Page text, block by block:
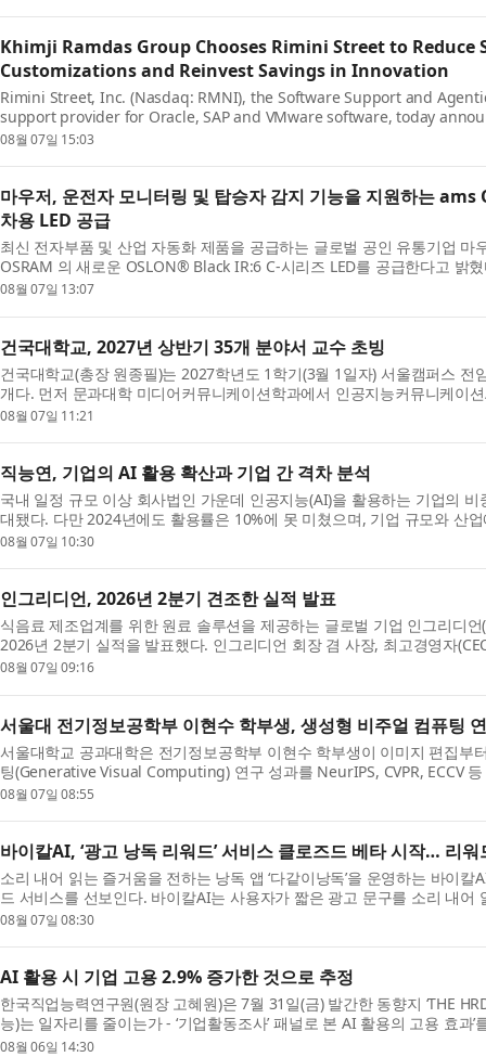
Khimji Ramdas Group Chooses Rimini Street to Reduce
Customizations and Reinvest Savings in Innovation
Rimini Street, Inc. (Nasdaq: RMNI), the Software Support and
support provider for Oracle, SAP and VMware software, today
largest privately held c...
08월 07일 15:03
마우저, 운전자 모니터링 및 탑승자 감지 기능을 지원하는 ams
차용 LED 공급
최신 전자부품 및 산업 자동화 제품을 공급하는 글로벌 공인 유통기업
OSRAM 의 새로운 OSLON® Black IR:6 C-시리즈 LED를 공급한다고 밝
터링과 탑승 감지 등 ...
08월 07일 13:07
건국대학교, 2027년 상반기 35개 분야서 교수 초빙
건국대학교(총장 원종필)는 2027학년도 1학기(3월 1일자) 서울캠퍼스
개다. 먼저 문과대학 미디어커뮤니케이션학과에서 인공지능커뮤니케이
과에서는 AI ...
08월 07일 11:21
직능연, 기업의 AI 활용 확산과 기업 간 격차 분석
국내 일정 규모 이상 회사법인 가운데 인공지능(AI)을 활용하는 기업의
대됐다. 다만 2024년에도 활용률은 10%에 못 미쳤으며, 기업 규모와 산
원(원장 고혜...
08월 07일 10:30
인그리디언, 2026년 2분기 견조한 실적 발표
식음료 제조업계를 위한 원료 솔루션을 제공하는 글로벌 기업 인그리
2026년 2분기 실적을 발표했다. 인그리디언 회장 겸 사장, 최고경영자
기 실적을 ...
08월 07일 09:16
서울대 전기정보공학부 이현수 학부생, 생성형 비주얼 컴퓨팅
서울대학교 공과대학은 전기정보공학부 이현수 학부생이 이미지 편집부
팅(Generative Visual Computing) 연구 성과를 NeurIPS, CVPR, ECCV
회에 발표했...
08월 07일 08:55
바이칼AI, ‘광고 낭독 리워드’ 서비스 클로즈드 베타 시작… 리
소리 내어 읽는 즐거움을 전하는 낭독 앱 ‘다같이낭독’을 운영하는 바이
드 서비스를 선보인다. 바이칼AI는 사용자가 짧은 광고 문구를 소리 내어
비스...
08월 07일 08:30
AI 활용 시 기업 고용 2.9% 증가한 것으로 추정
한국직업능력연구원(원장 고혜원)은 7월 31일(금) 발간한 동향지 ‘THE
능)는 일자리를 줄이는가 - ‘기업활동조사’ 패널로 본 AI 활용의 고용 효
이번 분...
08월 06일 14:30